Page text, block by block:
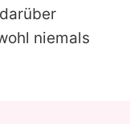
niemals